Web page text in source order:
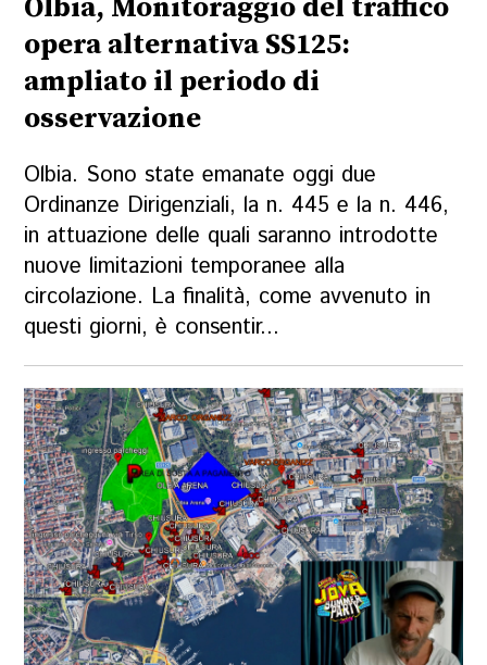
Olbia, Monitoraggio del traffico
opera alternativa SS125:
ampliato il periodo di
osservazione
Olbia. Sono state emanate oggi due
Ordinanze Dirigenziali, la n. 445 e la n. 446,
in attuazione delle quali saranno introdotte
nuove limitazioni temporanee alla
circolazione. La finalità, come avvenuto in
questi giorni, è consentir...